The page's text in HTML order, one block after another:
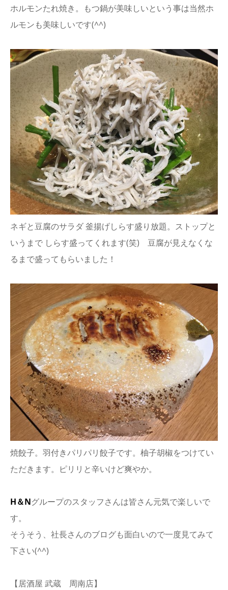
ホルモンたれ焼き。もつ鍋が美味しいという事は当然ホ
ルモンも美味しいです(^^)
ネギと豆腐のサラダ 釜揚げしらす盛り放題。ストップと
いうまで しらす盛ってくれます(笑) 豆腐が見えなくな
るまで盛ってもらいました！
焼餃子。羽付きパリパリ餃子です。柚子胡椒をつけてい
ただきます。ピリリと辛いけど爽やか。
H＆Nグループのスタッフさんは皆さん元気で楽しいで
す。
そうそう、社長さんのブログも面白いので一度見てみて
下さい(^^)
【居酒屋 武蔵 周南店】